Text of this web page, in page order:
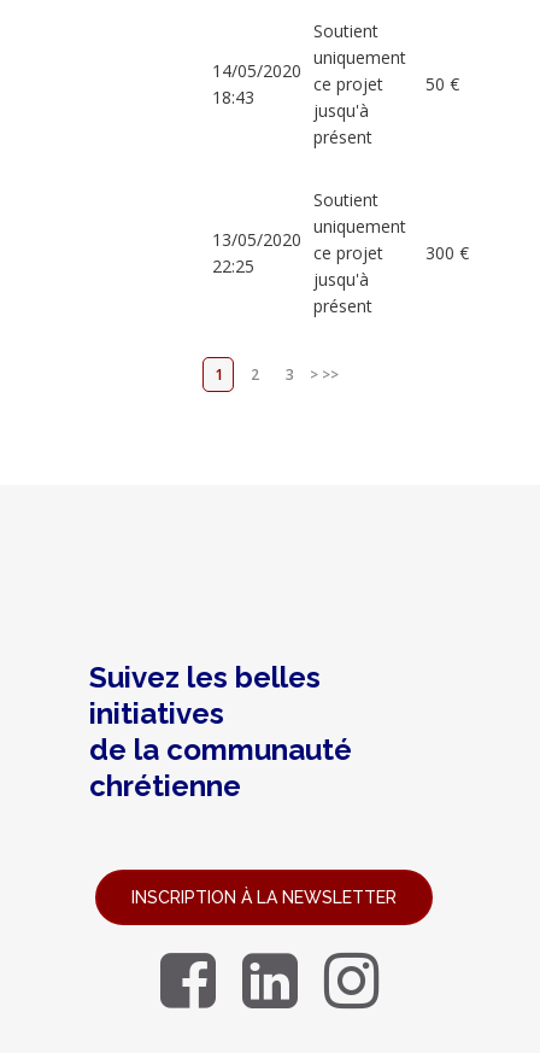
14/05/2020
18:43
Soutient
uniquement
ce projet
jusqu'à
présent
50 €
13/05/2020
22:25
Soutient
uniquement
ce projet
jusqu'à
présent
300 €
1 2 3 > >>
Suivez les belles
initiatives
de la communauté
chrétienne
INSCRIPTION À LA NEWSLETTER